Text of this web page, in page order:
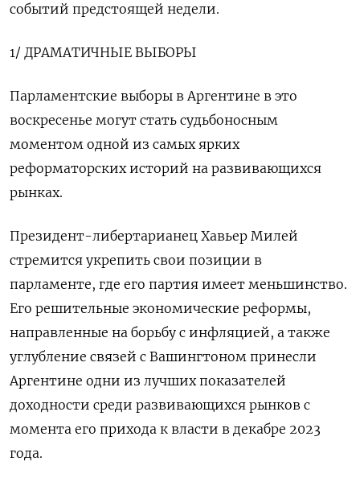
событий предстоящей недели.
1/ ДРАМАТИЧНЫЕ ВЫБОРЫ
Парламентские выборы в Аргентине в это
воскресенье могут стать судьбоносным
моментом одной из самых ярких
реформаторских историй на развивающихся
рынках.
Президент-либертарианец Хавьер Милей
стремится укрепить свои позиции в
парламенте, где его партия имеет меньшинство.
Его решительные экономические реформы,
направленные на борьбу с инфляцией, а также
углубление связей с Вашингтоном принесли
Аргентине одни из лучших показателей
доходности среди развивающихся рынков с
момента его прихода к власти в декабре 2023
года.